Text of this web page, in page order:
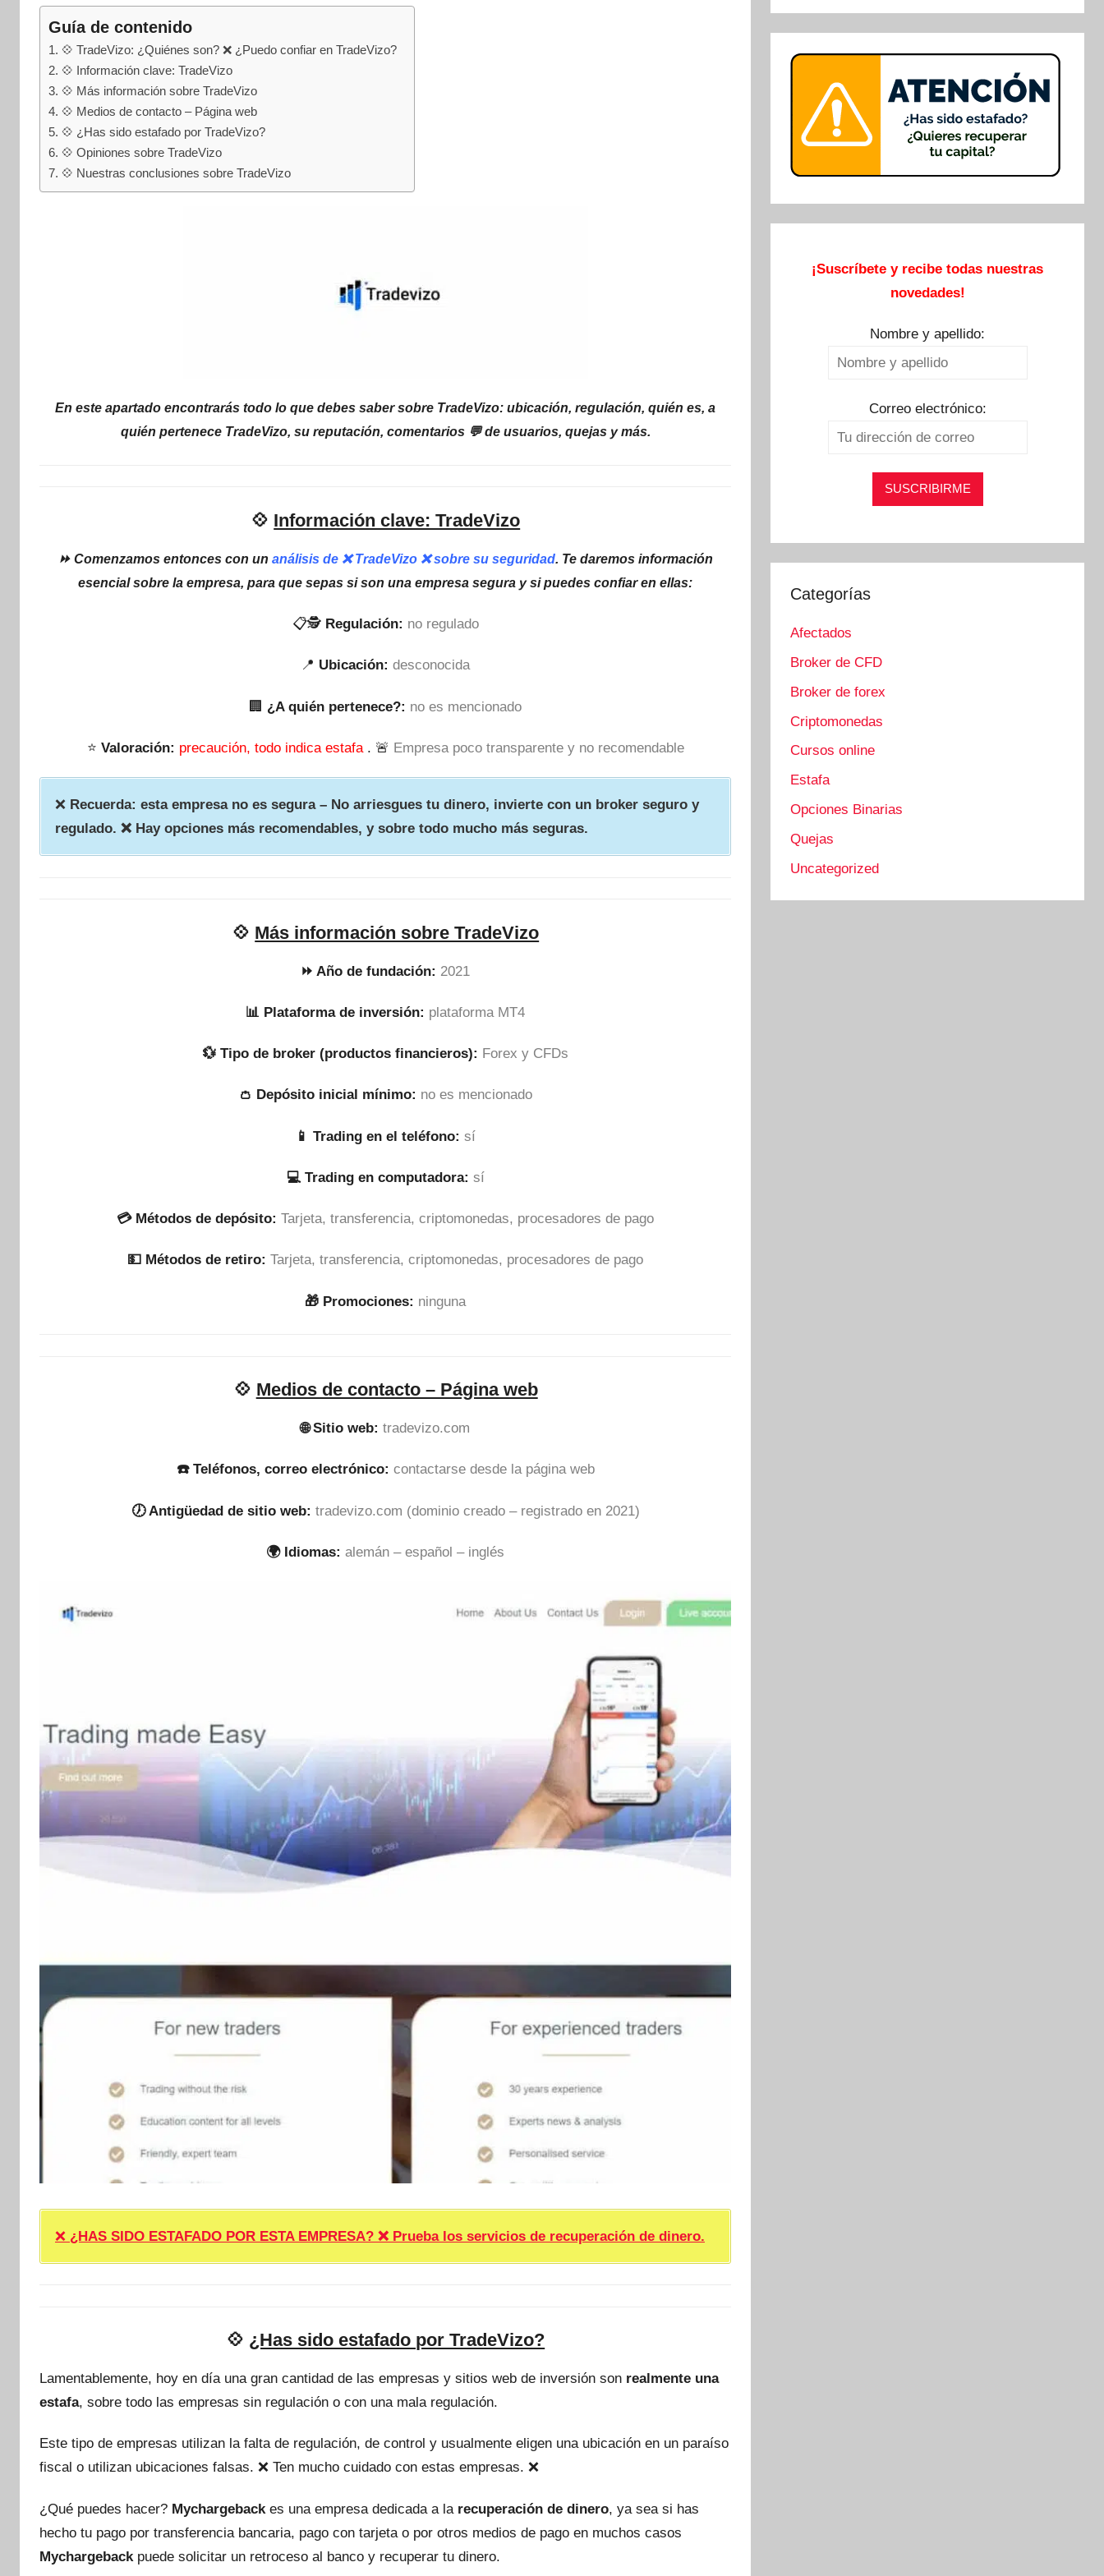
Estafado.com
Guía de contenido
💠 TradeVizo: ¿Quiénes son? ❌ ¿Puedo confiar en TradeVizo?
💠 Información clave: TradeVizo
💠 Más información sobre TradeVizo
💠 Medios de contacto – Página web
💠 ¿Has sido estafado por TradeVizo?
💠 Opiniones sobre TradeVizo
💠 Nuestras conclusiones sobre TradeVizo
En este apartado encontrarás todo lo que debes saber sobre TradeVizo: ubicación, regulación, quién es, a
quién pertenece TradeVizo, su reputación, comentarios 💬 de usuarios, quejas y más.
💠 Información clave: TradeVizo
⏩ Comenzamos entonces con un análisis de ❌ TradeVizo ❌ sobre su seguridad. Te daremos información
esencial sobre la empresa, para que sepas si son una empresa segura y si puedes confiar en ellas:
📋🕵 Regulación: no regulado
📍 Ubicación: desconocida
🏢 ¿A quién pertenece?: no es mencionado
⭐ Valoración: precaución, todo indica estafa . 🚨 Empresa poco transparente y no recomendable
❌ Recuerda: esta empresa no es segura – No arriesgues tu dinero, invierte con un broker seguro y
regulado. ❌ Hay opciones más recomendables, y sobre todo mucho más seguras.
💠 Más información sobre TradeVizo
⏩ Año de fundación: 2021
📊 Plataforma de inversión: plataforma MT4
💱 Tipo de broker (productos financieros): Forex y CFDs
👛 Depósito inicial mínimo: no es mencionado
📱 Trading en el teléfono: sí
💻 Trading en computadora: sí
💳 Métodos de depósito: Tarjeta, transferencia, criptomonedas, procesadores de pago
💵​ Métodos de retiro: Tarjeta, transferencia, criptomonedas, procesadores de pago
🎁 Promociones: ninguna
💠 Medios de contacto – Página web
🌐 Sitio web: tradevizo.com
☎️ Teléfonos, correo electrónico: contactarse desde la página web
🕖 Antigüedad de sitio web: tradevizo.com (dominio creado – registrado en 2021)
🌍 Idiomas: alemán – español – inglés
❌ ¿HAS SIDO ESTAFADO POR ESTA EMPRESA? ❌ Prueba los servicios de recuperación de dinero.
💠 ¿Has sido estafado por TradeVizo?
Lamentablemente, hoy en día una gran cantidad de las empresas y sitios web de inversión son realmente una
estafa, sobre todo las empresas sin regulación o con una mala regulación.
Este tipo de empresas utilizan la falta de regulación, de control y usualmente eligen una ubicación en un paraíso
fiscal o utilizan ubicaciones falsas. ❌ Ten mucho cuidado con estas empresas. ❌
¿Qué puedes hacer? Mychargeback es una empresa dedicada a la recuperación de dinero, ya sea si has
hecho tu pago por transferencia bancaria, pago con tarjeta o por otros medios de pago en muchos casos
Mychargeback puede solicitar un retroceso al banco y recuperar tu dinero.
¡Suscríbete y recibe todas nuestras
novedades!
Nombre y apellido:
Correo electrónico:
Categorías
Afectados
Broker de CFD
Broker de forex
Criptomonedas
Cursos online
Estafa
Opciones Binarias
Quejas
Uncategorized